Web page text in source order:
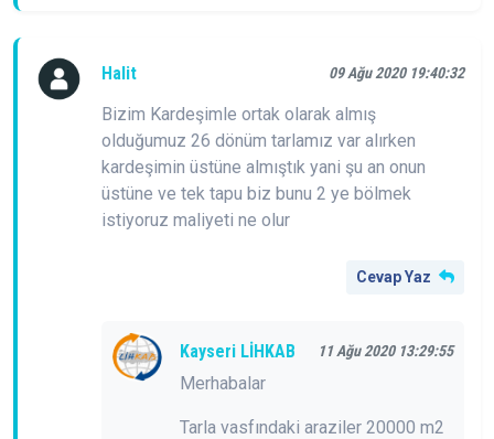
Halit 09 Ağu 2020 19:40:32
Bizim Kardeşimle ortak olarak almış
olduğumuz 26 dönüm tarlamız var alırken
kardeşimin üstüne almıştık yani şu an onun
üstüne ve tek tapu biz bunu 2 ye bölmek
istiyoruz maliyeti ne olur
Cevap Yaz
Kayseri LİHKAB 11 Ağu 2020 13:29:55
Merhabalar
Tarla vasfındaki araziler 20000 m2